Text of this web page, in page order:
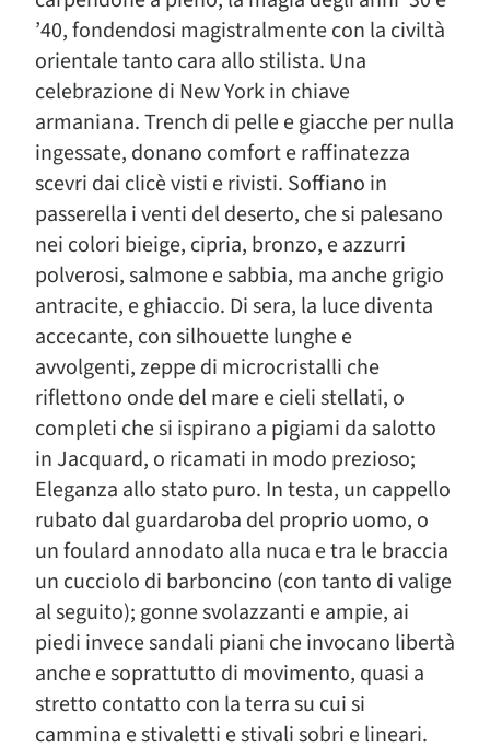
’40, fondendosi magistralmente con la civiltà
orientale tanto cara allo stilista. Una
celebrazione di New York in chiave
armaniana. Trench di pelle e giacche per nulla
ingessate, donano comfort e raffinatezza
scevri dai clicè visti e rivisti. Soffiano in
passerella i venti del deserto, che si palesano
nei colori bieige, cipria, bronzo, e azzurri
polverosi, salmone e sabbia, ma anche grigio
antracite, e ghiaccio. Di sera, la luce diventa
accecante, con silhouette lunghe e
avvolgenti, zeppe di microcristalli che
riflettono onde del mare e cieli stellati, o
completi che si ispirano a pigiami da salotto
in Jacquard, o ricamati in modo prezioso;
Eleganza allo stato puro. In testa, un cappello
rubato dal guardaroba del proprio uomo, o
un foulard annodato alla nuca e tra le braccia
un cucciolo di barboncino (con tanto di valige
al seguito); gonne svolazzanti e ampie, ai
piedi invece sandali piani che invocano libertà
anche e soprattutto di movimento, quasi a
stretto contatto con la terra su cui si
cammina e stivaletti e stivali sobri e lineari.